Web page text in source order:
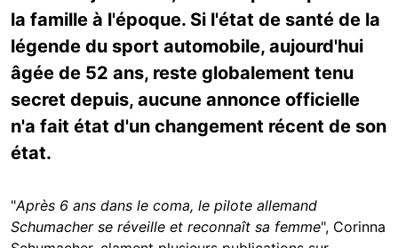
la famille à l'époque. Si l'état de santé de la
légende du sport automobile, aujourd'hui
âgée de 52 ans, reste globalement tenu
secret depuis, aucune annonce officielle
n'a fait état d'un changement récent de son
état.
"Après 6 ans dans le coma, le pilote allemand
Schumacher se réveille et reconnaît sa femme", Corinna